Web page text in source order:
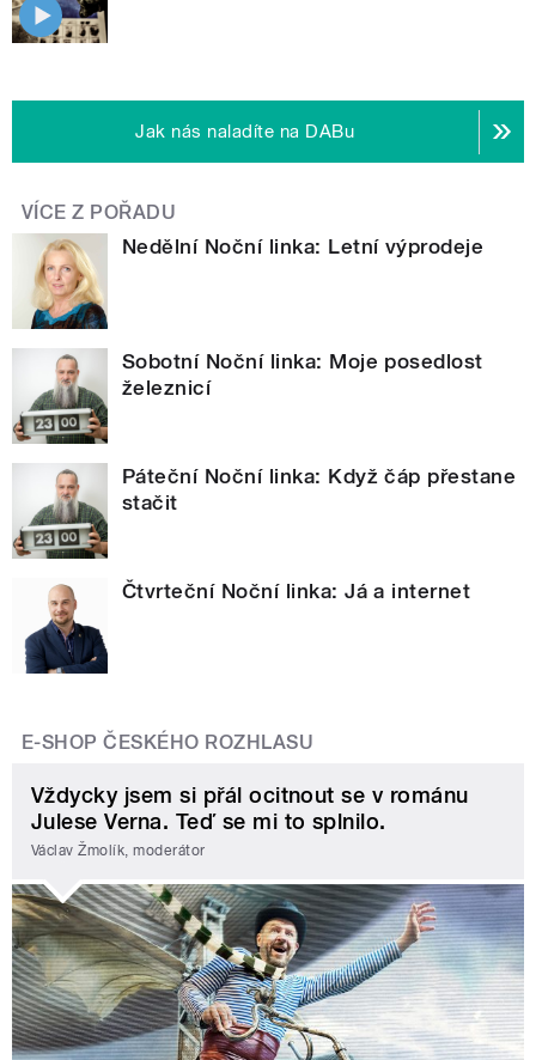
Jak nás naladíte na DABu
VÍCE Z POŘADU
Nedělní Noční linka: Letní výprodeje
Sobotní Noční linka: Moje posedlost
železnicí
Páteční Noční linka: Když čáp přestane
stačit
Čtvrteční Noční linka: Já a internet
E-SHOP ČESKÉHO ROZHLASU
Vždycky jsem si přál ocitnout se v románu
Julese Verna. Teď se mi to splnilo.
Václav Žmolík, moderátor